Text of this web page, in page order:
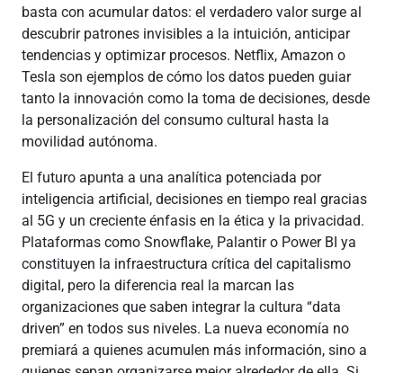
basta con acumular datos: el verdadero valor surge al
descubrir patrones invisibles a la intuición, anticipar
tendencias y optimizar procesos. Netflix, Amazon o
Tesla son ejemplos de cómo los datos pueden guiar
tanto la innovación como la toma de decisiones, desde
la personalización del consumo cultural hasta la
movilidad autónoma.
El futuro apunta a una analítica potenciada por
inteligencia artificial, decisiones en tiempo real gracias
al 5G y un creciente énfasis en la ética y la privacidad.
Plataformas como Snowflake, Palantir o Power BI ya
constituyen la infraestructura crítica del capitalismo
digital, pero la diferencia real la marcan las
organizaciones que saben integrar la cultura “data
driven” en todos sus niveles. La nueva economía no
premiará a quienes acumulen más información, sino a